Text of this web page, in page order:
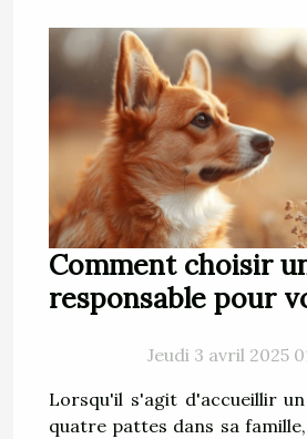
Comment choisir
responsable pour
Jeudi 3 avril 2025
Lorsqu'il s'agit d'accueillir
quatre pattes dans sa